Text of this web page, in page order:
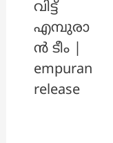
വിട്ട്
എമ്പുരാ
ൻ ടീം |
empuran
release